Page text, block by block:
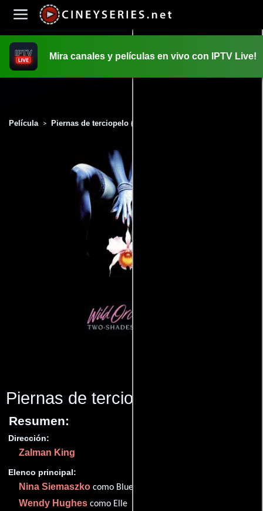
Mira canales y películas en vivo con IPTV Live!
Película > Piernas de terciopelo (1991)
Piernas de terciopelo
Resumen:
Dirección:
Zalman King
Elenco principal:
Nina Siemaszko como Blue McDonald
Wendy Hughes como Elle